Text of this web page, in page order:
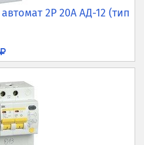
2P 20А АД-12 (тип